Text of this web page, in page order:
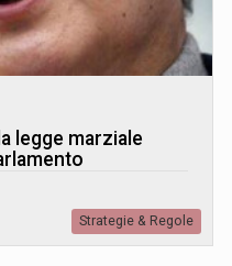
legge marziale
Strategie & Regole